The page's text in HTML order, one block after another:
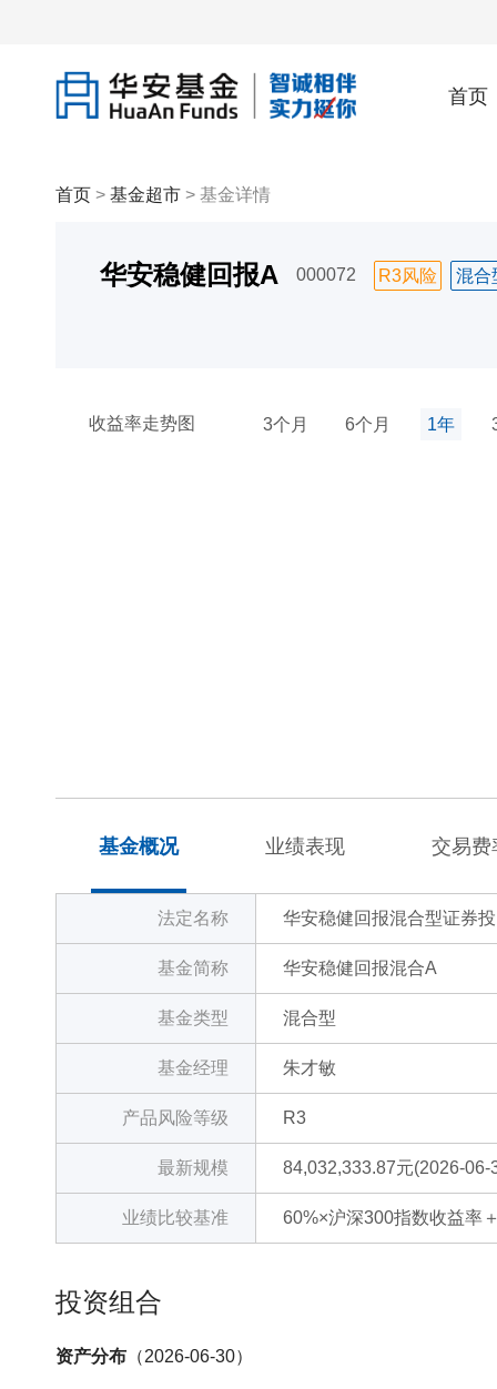
首页
首页 > 基金超市 > 基金详情
华安稳健回报A 000072 R3风险 混合
收益率走势图 3个月 6个月 1年
基金概况 业绩表现 交易费
法定名称 华安稳健回报混合型证券
基金简称 华安稳健回报混合A
基金类型 混合型
基金经理 朱才敏
产品风险等级 R3
最新规模 84,032,333.87元(2026-06-
业绩比较基准 60%×沪深300指数收益率
投资组合
资产分布 （2026-06-30）